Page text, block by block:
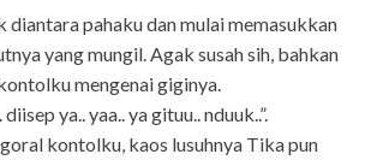
diantara pahaku dan mulai memasukkan
yang mungil. Agak susah sih, bahkan
mengenai giginya.
ya.. yaa.. ya gituu.. nduuk..”.
kontolku, kaos lusuhnya Tika pun